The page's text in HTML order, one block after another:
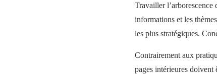
Travailler
informations et les
les plus stratégiques.
Contrairement aux
pages intérieures doivent